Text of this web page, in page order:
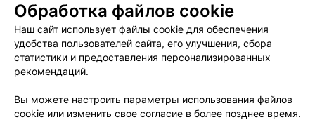
Пользовательское соглашение
Способы оплаты
Вакансии
Партнеры
Написать руководителю 103.by
Обработка персональных данных
Обработка файлов cookie
Наш сайт использует файлы cookie для обеспечения
удобства пользователей сайта, его улучшения, сбора
статистики и предоставления персонализированных
рекомендаций.
Вы можете настроить параметры использования файлов
cookie или изменить свое согласие в более позднее время.